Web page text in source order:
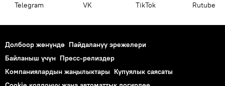
Telegram VK ТikТоk Rutube
Долбоор жөнүндө Пайдалануу эрежелери
Байланыш үчүн Пресс-релиздер
Компаниялардын жаңылыктары Купуялык саясаты